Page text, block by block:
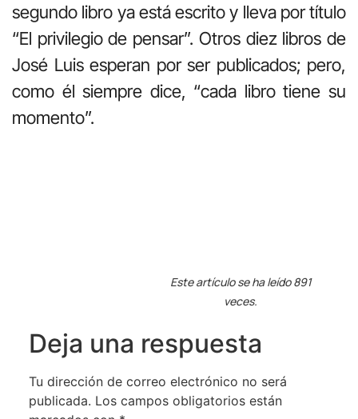
segundo libro ya está escrito y lleva por título
“El privilegio de pensar”. Otros diez libros de
José Luis esperan por ser publicados; pero,
como él siempre dice, “cada libro tiene su
momento”.
Este artículo se ha leído 891
veces.
Deja una respuesta
Tu dirección de correo electrónico no será
publicada. Los campos obligatorios están